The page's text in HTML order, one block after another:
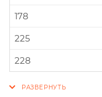
178
225
228